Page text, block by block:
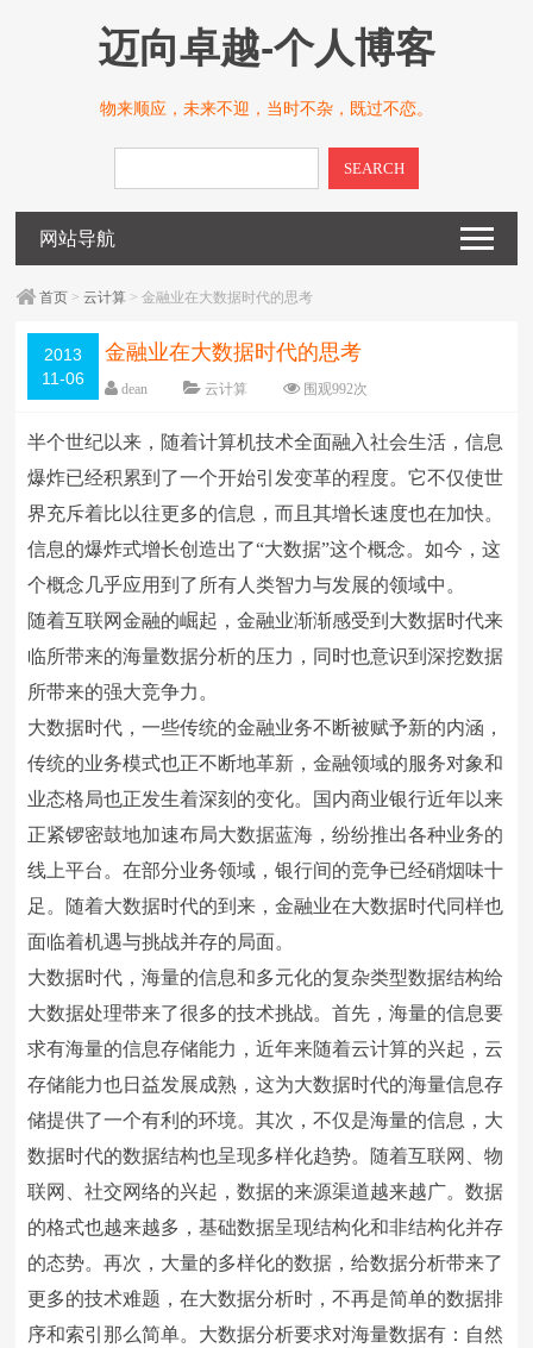
迈向卓越-个人博客
物来顺应，未来不迎，当时不杂，既过不恋。
SEARCH
网站导航
首页 >云计算 > 金融业在大数据时代的思考
2013
11-06
金融业在大数据时代的思考
dean 云计算 围观992次
字体：大 中 小
半个世纪以来，随着计算机技术全面融入社会生活，信息
爆炸已经积累到了一个开始引发变革的程度。它不仅使世
界充斥着比以往更多的信息，而且其增长速度也在加快。
信息的爆炸式增长创造出了“大数据”这个概念。如今，这
个概念几乎应用到了所有人类智力与发展的领域中。
随着互联网金融的崛起，金融业渐渐感受到大数据时代来
临所带来的海量数据分析的压力，同时也意识到深挖数据
所带来的强大竞争力。
大数据时代，一些传统的金融业务不断被赋予新的内涵，
传统的业务模式也正不断地革新，金融领域的服务对象和
业态格局也正发生着深刻的变化。国内商业银行近年以来
正紧锣密鼓地加速布局大数据蓝海，纷纷推出各种业务的
线上平台。在部分业务领域，银行间的竞争已经硝烟味十
足。随着大数据时代的到来，金融业在大数据时代同样也
面临着机遇与挑战并存的局面。
大数据时代，海量的信息和多元化的复杂类型数据结构给
大数据处理带来了很多的技术挑战。首先，海量的信息要
求有海量的信息存储能力，近年来随着云计算的兴起，云
存储能力也日益发展成熟，这为大数据时代的海量信息存
储提供了一个有利的环境。其次，不仅是海量的信息，大
数据时代的数据结构也呈现多样化趋势。随着互联网、物
联网、社交网络的兴起，数据的来源渠道越来越广。数据
的格式也越来越多，基础数据呈现结构化和非结构化并存
的态势。再次，大量的多样化的数据，给数据分析带来了
更多的技术难题，在大数据分析时，不再是简单的数据排
序和索引那么简单。大数据分析要求对海量数据有：自然